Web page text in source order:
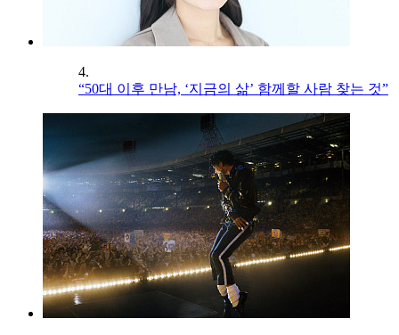
4.
“50대 이후 만남, ‘지금의 삶’ 함께할 사람 찾는 것”